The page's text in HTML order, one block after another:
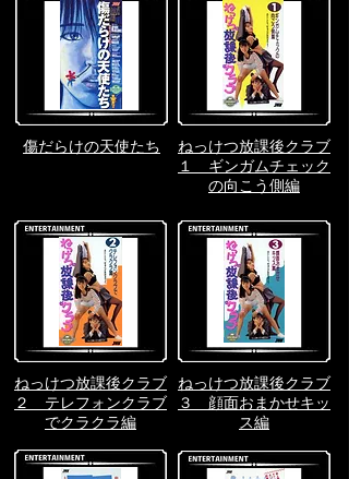
傷だらけの天使たち
ねっけつ放課後クラブ
３ 顔面おまかせキッ
ス編
ねっけつ放課後クラブ
１ ギンガムチェック
の向こう側編
ねっけつ放課後クラブ
２ テレフォンクラブ
でクラクラ編